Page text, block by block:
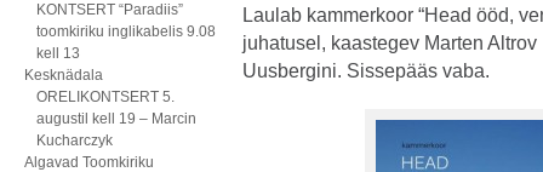
KONTSERT “Paradiis”
toomkiriku inglikabelis 9.08
kell 13
Kesknädala
ORELIKONTSERT 5.
augustil kell 19 – Marcin
Kucharczyk
Algavad Toomkiriku
Laulab kammerkoor “Head ööd,
juhatusel, kaastegev Marten
Uusbergini. Sissepääs vaba.